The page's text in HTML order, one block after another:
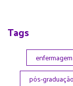
Tags
enfermagem
pós-